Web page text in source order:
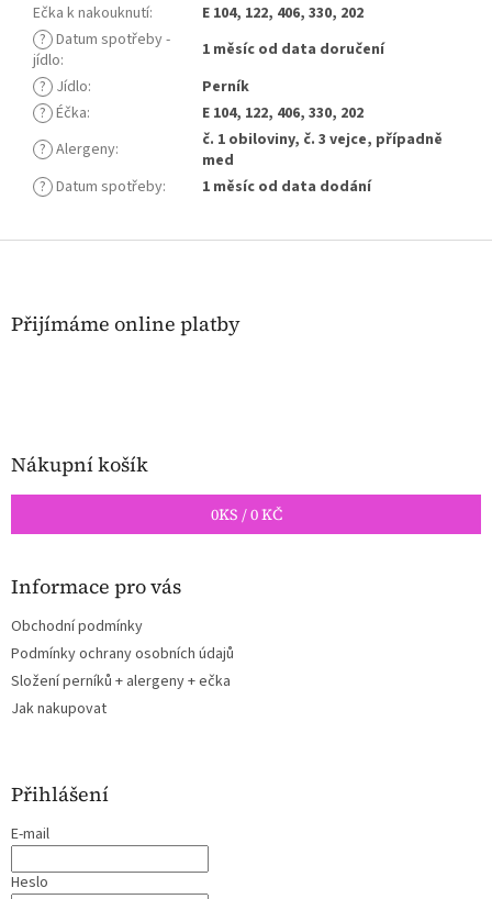
Ečka k nakouknutí:
E 104, 122, 406, 330, 202
? Datum spotřeby -
jídlo:
1 měsíc od data doručení
? Jídlo:
Perník
? Éčka:
E 104, 122, 406, 330, 202
? Alergeny:
č. 1 obiloviny, č. 3 vejce, případně
med
? Datum spotřeby: 1 měsíc od data dodání
Z
Přijímáme online platby
Nákupní košík
0KS /0 KČ
Informace pro vás
Obchodní podmínky
Podmínky ochrany osobních údajů
Složení perníků + alergeny + ečka
Jak nakupovat
Přihlášení
E-mail
Heslo